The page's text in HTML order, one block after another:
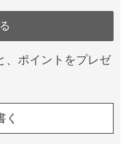
、ポイントをプレゼ
く